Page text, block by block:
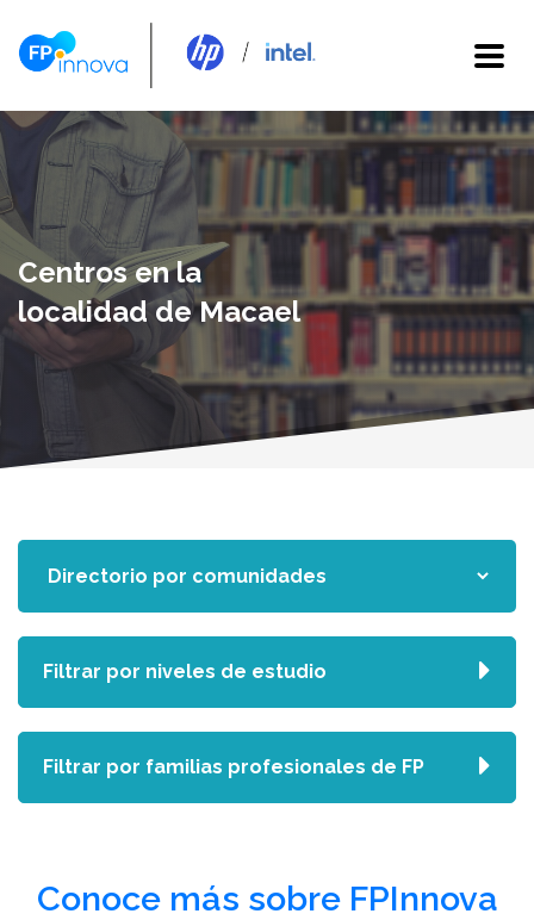
Centros en la
localidad de Macael
Conoce más sobre FPInnova
Filtrar por niveles de estudio
Filtrar por familias profesionales de FP